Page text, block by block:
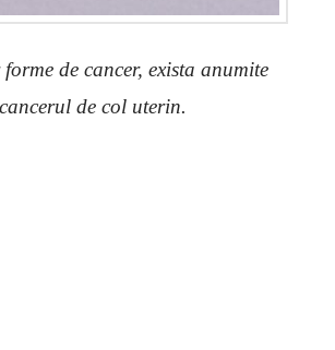
de cancer, exista anumite
de col uterin.